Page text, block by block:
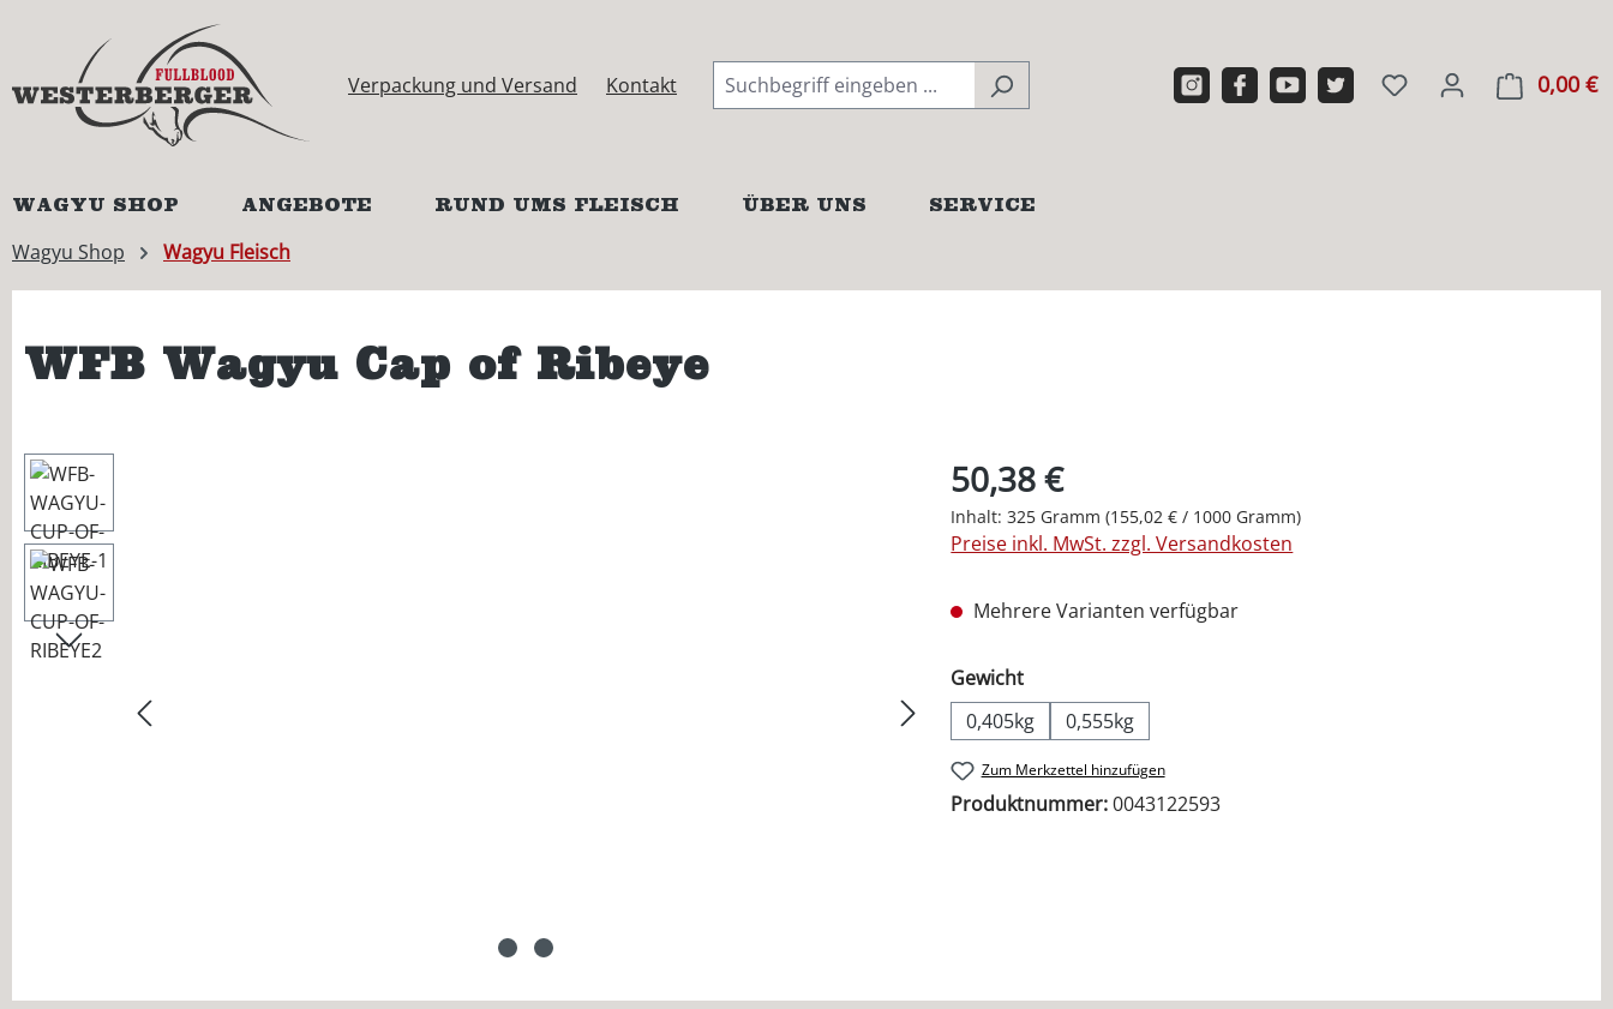
Zur Hauptnavigation springen
Verpackung und Versand Kontakt 0,00 €
WAGYU SHOP ANGEBOTE RUND UMS FLEISCH ÜBER UNS
SERVICE
Wagyu Shop
Wagyu Fleisch
WFB Wagyu Cap of Ribeye
Bildergalerie überspringen 50,38 €
Inhalt:325 Gramm(155,02 € / 1000 Gramm)
Preise inkl. MwSt. zzgl. Versandkosten
Mehrere Varianten verfügbar
Gewichtauswählen
0,405kg
0,555kg
Zum Merkzettel hinzufügen
Produktnummer:0043122593